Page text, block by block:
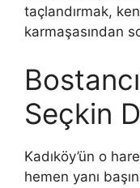
taçlandırmak,
karmaşasından
Seçkin
Kadıköy’ün o
hemen yanı